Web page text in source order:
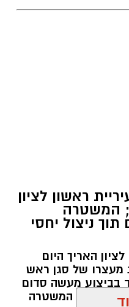
מפני שימוש
במסגרת מבצע
רשת "מרכז
מעבדה
ראשון לציון
המשטרה
ניצול יחסי
האריך היום
מעצרו של סגן ראש
בביצוע מעשה סדום
עירייה. המשטרה